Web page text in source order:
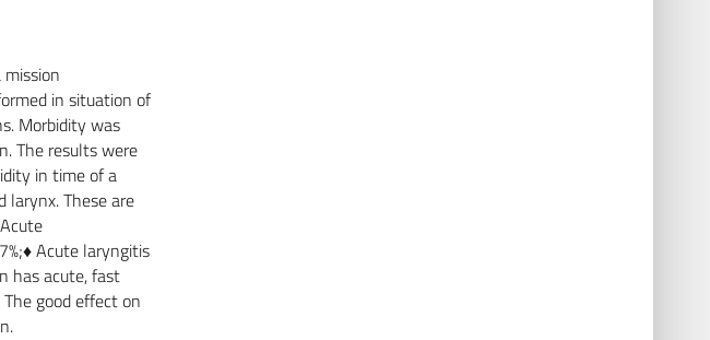
in situation of
Morbidity was
The results were
in time of a
larynx. These are
Acute laryngitis
has acute, fast
good effect on